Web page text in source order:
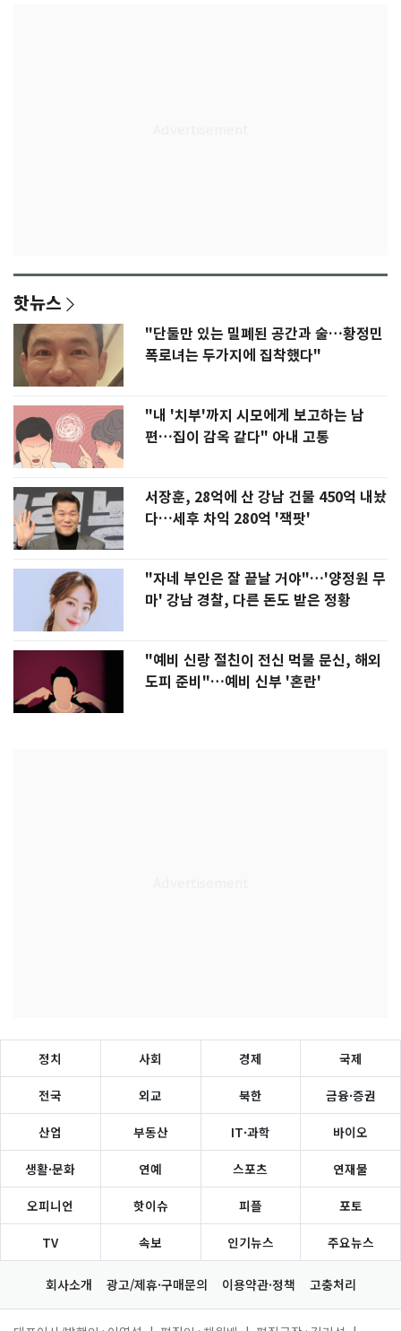
핫뉴스
"단둘만 있는 밀폐된 공간과 술…황정민
폭로녀는 두가지에 집착했다"
"내 '치부'까지 시모에게 보고하는 남
편…집이 감옥 같다" 아내 고통
서장훈, 28억에 산 강남 건물 450억 내놨
다…세후 차익 280억 '잭팟'
"자네 부인은 잘 끝날 거야"…'양정원 무
마' 강남 경찰, 다른 돈도 받은 정황
"예비 신랑 절친이 전신 먹물 문신, 해외
도피 준비"…예비 신부 '혼란'
정치 사회 경제 국제
전국 외교 북한 금융·증권
산업 부동산 IT·과학 바이오
생활·문화 연예 스포츠 연재물
오피니언 핫이슈 피플 포토
TV 속보 인기뉴스 주요뉴스
회사소개 광고/제휴·구매문의 이용약관·정책 고충처리